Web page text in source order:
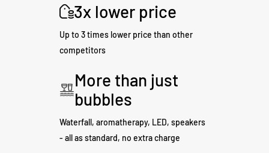
3x lower price
Up to 3 times lower price than other
competitors
More than just
bubbles
Waterfall, aromatherapy, LED, speakers
- all as standard, no extra charge